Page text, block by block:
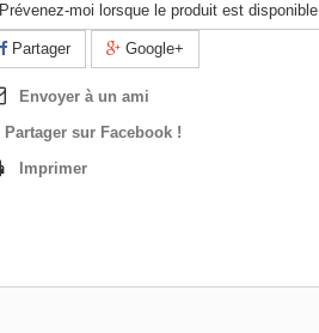
Prévenez-moi lorsque le produit est disponible
Partager Google+
Envoyer à un ami
Partager sur Facebook !
Imprimer